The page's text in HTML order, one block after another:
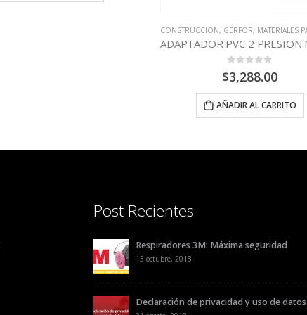
CONSTRUCCION,GERFOR,MATERIALES PARA
out of 5
3,288.00
AÑADIR AL CARRITO
Post Recientes
Respiradores 3M: Máxima seguridad
13 octubre, 2018
Declaración de privacidad y uso de datos